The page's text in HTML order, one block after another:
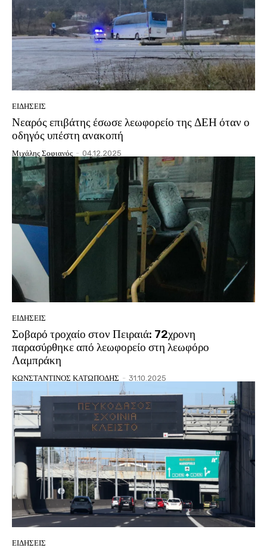
ΕΙΔΗΣΕΙΣ
Νεαρός επιβάτης έσωσε λεωφορείο της ΔΕΗ όταν ο
οδηγός υπέστη ανακοπή
Μιχάλης Σοφιανός - 04.12.2025
ΕΙΔΗΣΕΙΣ
Σοβαρό τροχαίο στον Πειραιά: 72χρονη
παρασύρθηκε από λεωφορείο στη λεωφόρο
Λαμπράκη
ΚΩΝΣΤΑΝΤΙΝΟΣ ΚΑΤΩΠΟΔΗΣ - 31.10.2025
ΕΙΔΗΣΕΙΣ